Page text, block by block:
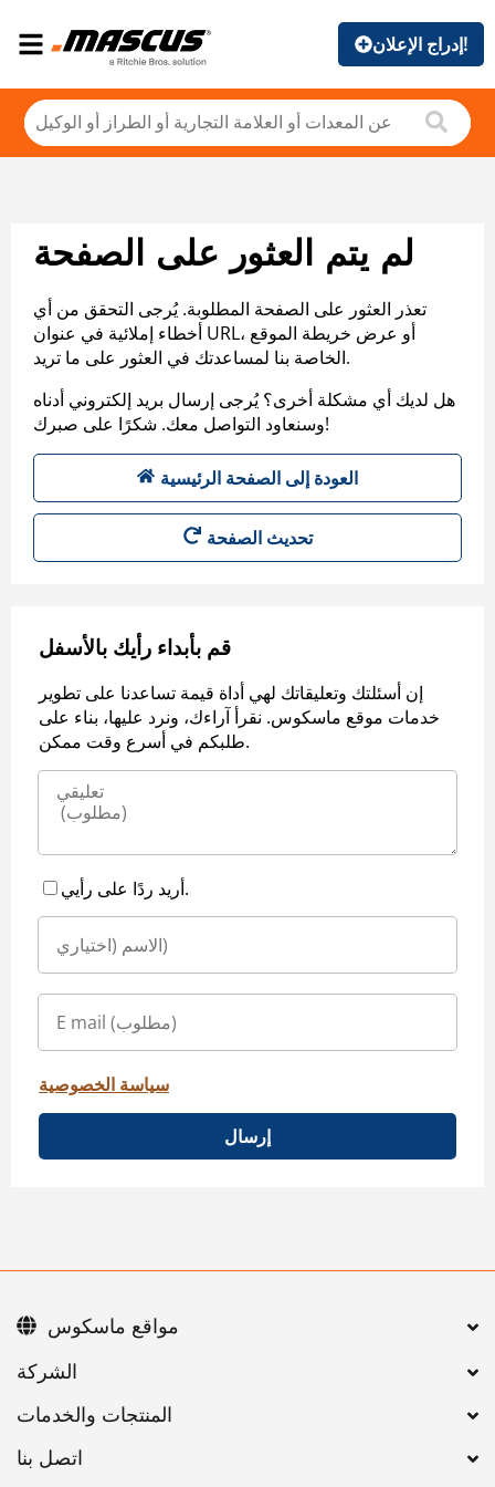
إدراج الإعلان!
لم يتم العثور على الصفحة
تعذر العثور على الصفحة المطلوبة. يُرجى التحقق من أي
أخطاء إملائية في عنوان URL، أو عرض خريطة الموقع
الخاصة بنا لمساعدتك في العثور على ما تريد.
هل لديك أي مشكلة أخرى؟ يُرجى إرسال بريد إلكتروني أدناه
وسنعاود التواصل معك. شكرًا على صبرك!
العودة إلى الصفحة الرئيسية
تحديث الصفحة
قم بأبداء رأيك بالأسفل
إن أسئلتك وتعليقاتك لهي أداة قيمة تساعدنا على تطوير
خدمات موقع ماسكوس. نقرأ آراءك، ونرد عليها، بناء على
طلبكم في أسرع وقت ممكن.
أريد ردًا على رأيي.
سياسة الخصوصية
إرسال
اتصل بنا
مواقع ماسكوس